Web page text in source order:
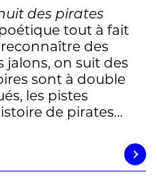
des pirates
tout à fait
des
jalons, on suit des
sont à double
les pistes
de pirates…